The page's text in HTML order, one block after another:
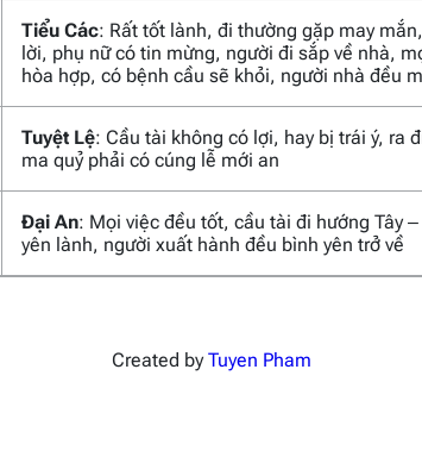
Tiểu Các: Rất tốt lành, đi thường gặp may
lời, phụ nữ có tin mừng, người đi sắp về nhà,
hòa hợp, có bệnh cầu sẽ khỏi, người nhà đều
Tuyệt Lệ: Cầu tài không có lợi, hay bị trái ý, ra
ma quỷ phải có cúng lễ mới an
Đại An: Mọi việc đều tốt, cầu tài đi hướng Tây
yên lành, người xuất hành đều bình yên trở về
Created byTuyen Pham